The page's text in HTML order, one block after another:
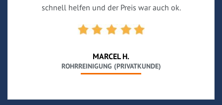
schnell helfen und der Preis war auch ok.
MARCEL H.
ROHRREINIGUNG (PRIVATKUNDE)